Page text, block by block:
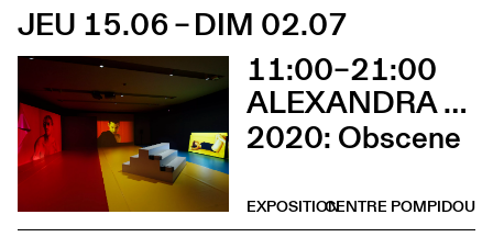
JEU 15.06 – DIM 02.07
11:00–21:00
ALEXANDRA BACHZETSIS
2020: Obscene
CENTRE POMPIDOU
EXPOSITION